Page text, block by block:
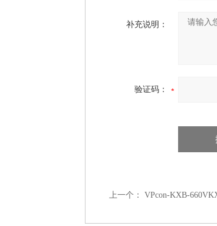
补充说明：
验证码：
上一个： VPcon-KXB-